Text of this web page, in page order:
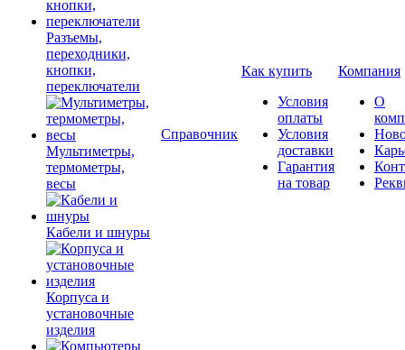
Разъемы,
переходники,
кнопки,
переключатели
Мультиметры,
термометры,
весы
Кабели и шнуры
Корпуса и
установочные
изделия
Справочник
Как купить
Условия
оплаты
Условия
доставки
Гарантия
на товар
Компания
О